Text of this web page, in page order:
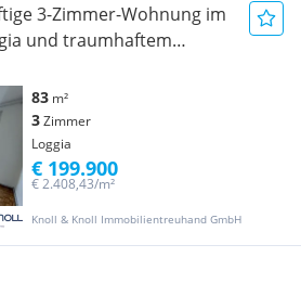
3-Zimmer-Wohnung im
und traumhaftem
83 m²
3Zimmer
Loggia
Knoll & Knoll Immobilientreuhand GmbH
€ 2.408,43/m²
€ 199.900